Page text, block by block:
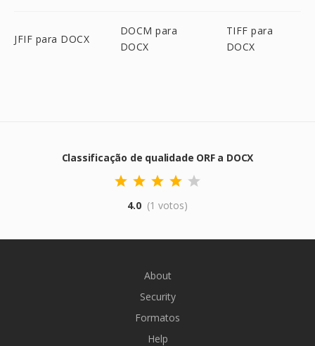
JFIF para DOCX
DOCM para
DOCX
TIFF para
DOCX
Classificação de qualidade ORF a DOCX
4.0 (1 votos)
About
Security
Formatos
Help